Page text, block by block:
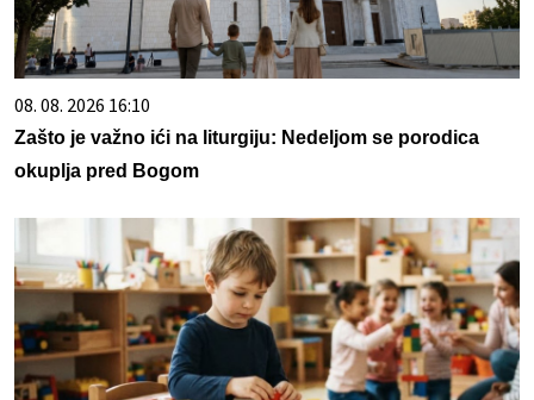
08. 08. 2026 16:10
Zašto je važno ići na liturgiju: Nedeljom se porodica
okuplja pred Bogom